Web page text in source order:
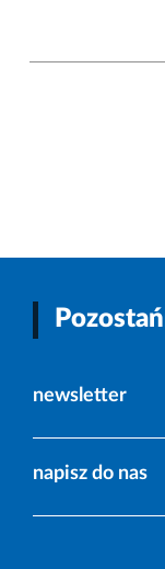
newsletter
napisz do nas